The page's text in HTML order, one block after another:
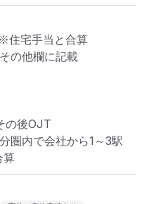
住宅手当と合算
の他欄に記載
の後OJT
圏内で会社から1～3駅
算